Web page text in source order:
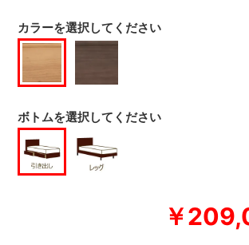
￥
カラーを選択してください
ボトムを選択してください